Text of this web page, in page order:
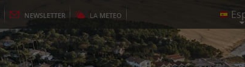
NEWSLETTER LA METEO